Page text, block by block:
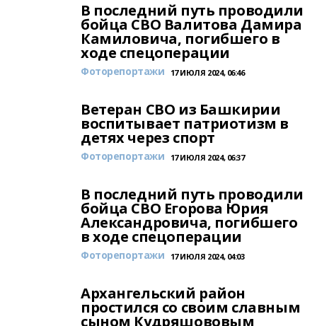
В последний путь проводили
бойца СВО Валитова Дамира
Камиловича, погибшего в
ходе спецоперации
Фоторепортажи 17 ИЮЛЯ 2024, 06:46
Ветеран СВО из Башкирии
воспитывает патриотизм в
детях через спорт
Фоторепортажи 17 ИЮЛЯ 2024, 06:37
В последний путь проводили
бойца СВО Егорова Юрия
Александровича, погибшего
в ходе спецоперации
Фоторепортажи 17 ИЮЛЯ 2024, 04:03
Архангельский район
простился со своим славным
сыном Кудряшововым